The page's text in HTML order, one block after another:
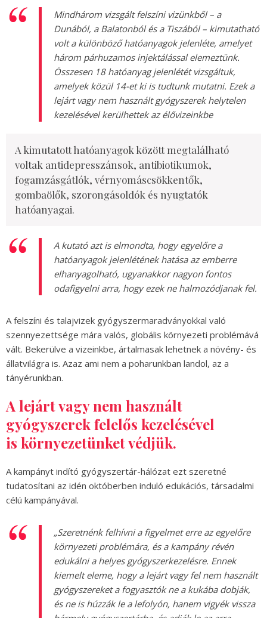
Mindhárom vizsgált felszíni vizünkből – a
Dunából, a Balatonból és a Tiszából – kimutatható
volt a különböző hatóanyagok jelenléte, amelyet
három párhuzamos injektálással elemeztünk.
Összesen 18 hatóanyag jelenlétét vizsgáltuk,
amelyek közül 14-et ki is tudtunk mutatni. Ezek a
lejárt vagy nem használt gyógyszerek helytelen
kezelésével kerülhettek az élővizeinkbe
A kimutatott hatóanyagok között megtalálható
voltak antidepresszánsok, antibiotikumok,
fogamzásgátlók, vérnyomáscsökkentők,
gombaölők, szorongásoldók és nyugtatók
hatóanyagai.
A kutató azt is elmondta, hogy egyelőre a
hatóanyagok jelenlétének hatása az emberre
elhanyagolható, ugyanakkor nagyon fontos
odafigyelni arra, hogy ezek ne halmozódjanak fel.
A felszíni és talajvizek gyógyszermaradványokkal való
szennyezettsége mára valós, globális környezeti problémává
vált. Bekerülve a vizeinkbe, ártalmasak lehetnek a növény- és
állatvilágra is. Azaz ami nem a poharunkban landol, az a
tányérunkban.
A lejárt vagy nem használt
gyógyszerek felelős kezelésével
is környezetünket védjük.
A kampányt indító gyógyszertár-hálózat ezt szeretné
tudatosítani az idén októberben induló edukációs, társadalmi
célú kampányával.
„Szeretnénk felhívni a figyelmet erre az egyelőre
környezeti problémára, és a kampány révén
edukálni a helyes gyógyszerkezelésre. Ennek
kiemelt eleme, hogy a lejárt vagy fel nem használt
gyógyszereket a fogyasztók ne a kukába dobják,
és ne is húzzák le a lefolyón, hanem vigyék vissza